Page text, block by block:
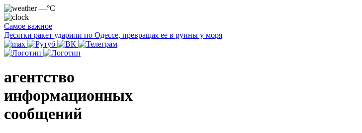
—°C
Самое важное
Десятки ракет ударили по Одессе, превращая ее в руины у моря
агентство
информационных
сообщений